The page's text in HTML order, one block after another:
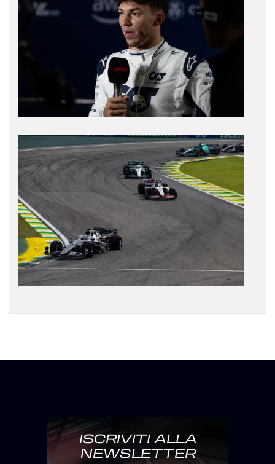
ISCRIVITI ALLA
NEWSLETTER